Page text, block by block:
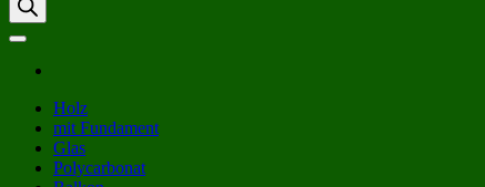
Holz
mit Fundament
Glas
Polycarbonat